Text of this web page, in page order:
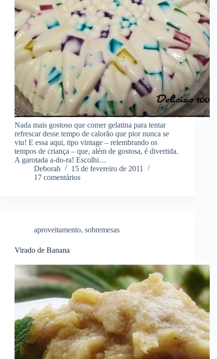
Nada mais gostoso que comer gelatina para tentar
refrescar desse tempo de calorão que pior nunca se
viu! E essa aqui, tipo vintage – relembrando os
tempos de criança – que, além de gostosa, é divertida.
A garotada a-do-ra! Escolhi…
Deborah
15 de fevereiro de 2011
17 comentários
aproveitamento, sobremesas
Virado de Banana